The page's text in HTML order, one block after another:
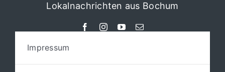
Lokalnachrichten aus Bochum
Impressum